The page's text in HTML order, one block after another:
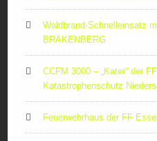
Waldbrand-Schnelleinsatz
BRAKENBERG
CCFM 3000 – „Kater“ der
Katastrophenschutz
Feuerwehrhaus der FF